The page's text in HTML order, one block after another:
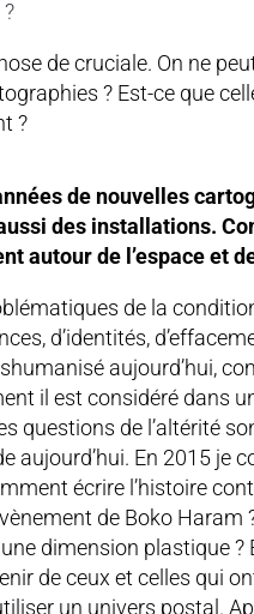
de cruciale. On ne
? Est-ce que
?
de nouvelles
des installations.
autour de l’espace et
de la
d’identités,
aujourd’hui,
il est considéré dans
questions de l’altérité
aujourd’hui. En 2015 je
écrire l’histoire
de Boko Haram
dimension plastique ?
de ceux et celles qui
un univers postal.